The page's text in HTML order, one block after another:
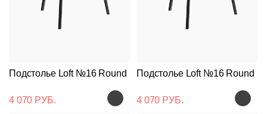
Подстолье Loft №16 Round
4 070 РУБ.
Подстолье Loft №16 Round
4 070 РУБ.